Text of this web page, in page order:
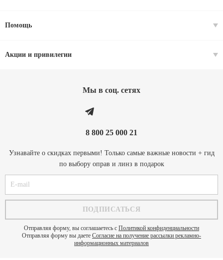
Помощь
Акции и привилегии
Мы в соц. cетях
8 800 25 000 21
Узнавайте о скидках первыми! Только самые важные новости + гид
по выбору оправ и линз в подарок
Отправляя форму, вы соглашаетесь с Политикой конфиденциальности
Отправляя форму вы даете Согласие на получение рассылки рекламно-
информационных материалов